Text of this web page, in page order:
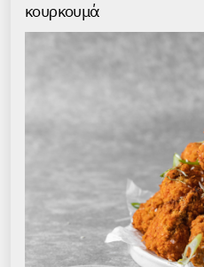
κουρκουμά